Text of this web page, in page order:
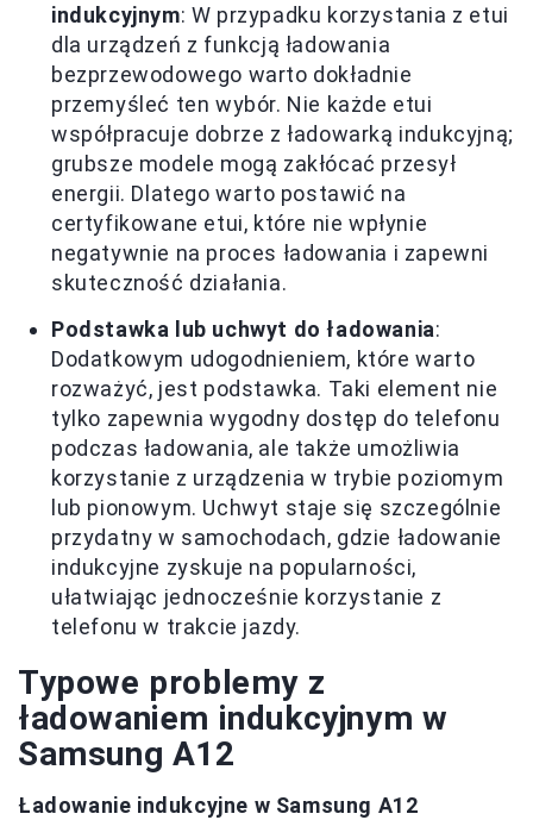
indukcyjnym: W przypadku korzystania z etui
dla urządzeń z funkcją ładowania
bezprzewodowego warto dokładnie
przemyśleć ten wybór. Nie każde etui
współpracuje dobrze z ładowarką indukcyjną;
grubsze modele mogą zakłócać przesył
energii. Dlatego warto postawić na
certyfikowane etui, które nie wpłynie
negatywnie na proces ładowania i zapewni
skuteczność działania.
Podstawka lub uchwyt do ładowania:
Dodatkowym udogodnieniem, które warto
rozważyć, jest podstawka. Taki element nie
tylko zapewnia wygodny dostęp do telefonu
podczas ładowania, ale także umożliwia
korzystanie z urządzenia w trybie poziomym
lub pionowym. Uchwyt staje się szczególnie
przydatny w samochodach, gdzie ładowanie
indukcyjne zyskuje na popularności,
ułatwiając jednocześnie korzystanie z
telefonu w trakcie jazdy.
Typowe problemy z
ładowaniem indukcyjnym w
Samsung A12
Ładowanie indukcyjne w Samsung A12